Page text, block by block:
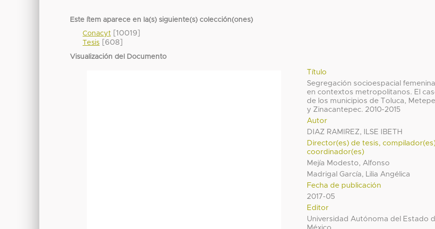
Este ítem aparece en la(s) siguiente(s) colección(ones)
Conacyt [10019]
Tesis [608]
Visualización del Documento
Título
Segregación socioespacial femenina
en contextos metropolitanos. El
de los municipios de Toluca,
y Zinacantepec. 2010-2015
Autor
DIAZ RAMIREZ, ILSE IBETH
Director(es) de tesis,
coordinador(es)
Mejía Modesto, Alfonso
Madrigal García, Lilia Angélica
Fecha de publicación
2017-05
Editor
Universidad Autónoma del Estado